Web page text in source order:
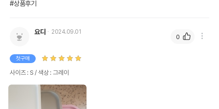
#상품후기
요다 2024.09.01
첫구매
사이즈 : S / 색상 : 그레이
0